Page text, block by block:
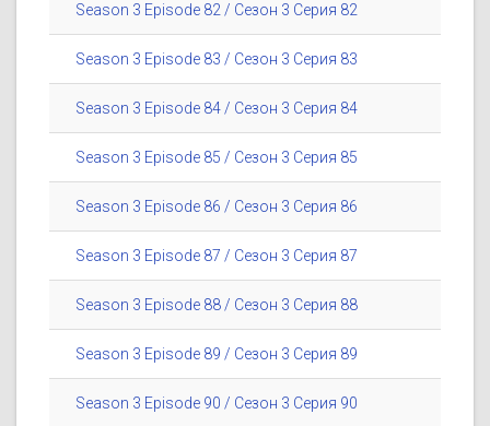
Season 3 Episode 82 / Сезон 3 Серия 82
Season 3 Episode 83 / Сезон 3 Серия 83
Season 3 Episode 84 / Сезон 3 Серия 84
Season 3 Episode 85 / Сезон 3 Серия 85
Season 3 Episode 86 / Сезон 3 Серия 86
Season 3 Episode 87 / Сезон 3 Серия 87
Season 3 Episode 88 / Сезон 3 Серия 88
Season 3 Episode 89 / Сезон 3 Серия 89
Season 3 Episode 90 / Сезон 3 Серия 90